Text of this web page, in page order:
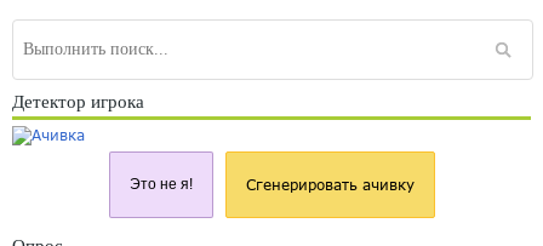
Детектор игрока
Это не я! Сгенерировать ачивку